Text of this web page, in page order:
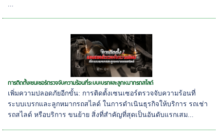
...
การติดตั้งเซนเซอร์ตรวจจับความร้อนที่ระบบเบรกและลูกหมากรถสไลด์
เพิ่มความปลอดภัยอีกขั้น: การติดตั้งเซนเซอร์ตรวจจับความร้อนที่
ระบบเบรกและลูกหมากรถสไลด์ ในการดำเนินธุรกิจให้บริการ รถเช่า
รถสไลด์ หรือบริการ ขนย้าย สิ่งที่สำคัญที่สุดเป็นอันดับแรกเสม...